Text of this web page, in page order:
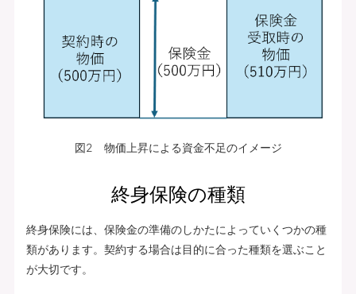
図2 物価上昇による資金不足のイメージ
終身保険の種類
終身保険には、保険金の準備のしかたによっていくつかの種
類があります。契約する場合は目的に合った種類を選ぶこと
が大切です。